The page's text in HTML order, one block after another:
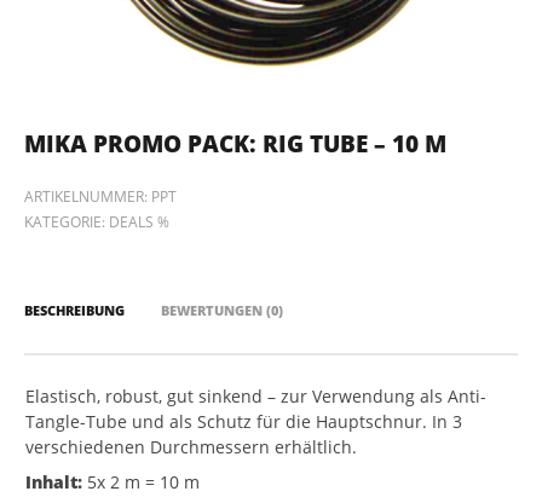
MIKA PROMO PACK: RIG TUBE – 10 M
ARTIKELNUMMER: PPT
KATEGORIE: DEALS %
BESCHREIBUNG BEWERTUNGEN (0)
Elastisch, robust, gut sinkend – zur Verwendung als Anti-
Tangle-Tube und als Schutz für die Hauptschnur. In 3
verschiedenen Durchmessern erhältlich.
Inhalt: 5x 2 m = 10 m